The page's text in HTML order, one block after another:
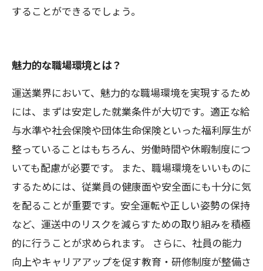
することができるでしょう。
魅力的な職場環境とは？
運送業界において、魅力的な職場環境を実現するため
には、まずは安定した就業条件が大切です。適正な給
与水準や社会保険や団体生命保険といった福利厚生が
整っていることはもちろん、労働時間や休暇制度につ
いても配慮が必要です。 また、職場環境をいいものに
するためには、従業員の健康面や安全面にも十分に気
を配ることが重要です。安全運転や正しい姿勢の保持
など、運送中のリスクを減らすための取り組みを積極
的に行うことが求められます。 さらに、社員の能力
向上やキャリアアップを促す教育・研修制度が整備さ